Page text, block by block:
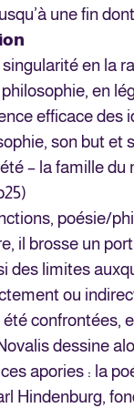
une fin
en la
en
efficace des
son but et
– la famille du
poésie/
il brosse un
des limites
ou
confrontées,
dessine
apories : la
Hindenburg,